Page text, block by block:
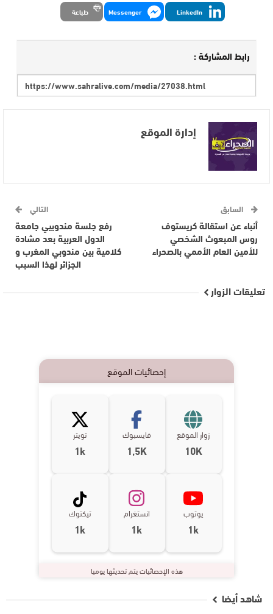
LinkedIn
Messenger طباعة
رابط المشاركة :
إدارة الموقع
السابق
أنباء عن استقالة كريستوف
روس المبعوث الشخصي
للأمين العام الأممي بالصحراء
التالي
رفع جلسة مندوبيي جامعة
الدول العربية بعد مشادة
كلامية بين مندوبي المغرب و
الجزائر لهذا السبب
تعليقات الزوار
إحصائيات الموقع
زوار الموقع
10K
فايسبوك
1,5K
تويتر
1k
يوتوب
1k
انستغرام
1k
تيكتوك
1k
هذه الإحصائيات يتم تحديثها يوميا
شاهد أيضا